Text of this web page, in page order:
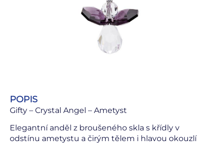
POPIS
Gifty – Crystal Angel – Ametyst
Elegantní anděl z broušeného skla s křídly v
odstínu ametystu a čirým tělem i hlavou okouzlí